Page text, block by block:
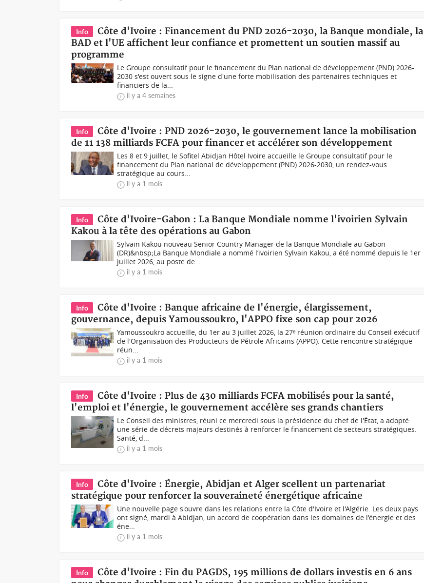
Info
Côte d'Ivoire : Financement du PND 2026-2030, la Banque mondiale, la
BAD et l'UE affichent leur confiance et promettent un soutien massif au
programme
Le Groupe consultatif pour le financement du Plan national de développement (PND) 2026-
2030 s'est ouvert sous le signe d'une forte mobilisation des partenaires techniques et
financiers de la...
il y a 4 semaines
Info
Côte d'Ivoire : PND 2026-2030, le gouvernement lance la mobilisation
de 11 138 milliards FCFA pour financer et accélérer son développement
Les 8 et 9 juillet, le Sofitel Abidjan Hôtel Ivoire accueille le Groupe consultatif pour le
financement du Plan national de développement (PND) 2026-2030, un rendez-vous
stratégique au cours...
il y a 1 mois
Info
Côte d'Ivoire-Gabon : La Banque Mondiale nomme l'ivoirien Sylvain
Kakou à la tête des opérations au Gabon
Sylvain Kakou nouveau Senior Country Manager de la Banque Mondiale au Gabon
(DR)&nbsp;La Banque Mondiale a nommé l’ivoirien Sylvain Kakou, a été nommé depuis le 1er
juillet 2026, au poste de...
il y a 1 mois
Info
Côte d'Ivoire : Banque africaine de l'énergie, élargissement,
gouvernance, depuis Yamoussoukro, l'APPO fixe son cap pour 2026
Yamoussoukro accueille, du 1er au 3 juillet 2026, la 27ᵉ réunion ordinaire du Conseil exécutif
de l'Organisation des Producteurs de Pétrole Africains (APPO). Cette rencontre stratégique
réun...
il y a 1 mois
Info
Côte d'Ivoire : Plus de 430 milliards FCFA mobilisés pour la santé,
l'emploi et l'énergie, le gouvernement accélère ses grands chantiers
Le Conseil des ministres, réuni ce mercredi sous la présidence du chef de l'État, a adopté
une série de décrets majeurs destinés à renforcer le financement de secteurs stratégiques.
Santé, d...
il y a 1 mois
Info
Côte d'Ivoire : Énergie, Abidjan et Alger scellent un partenariat
stratégique pour renforcer la souveraineté énergétique africaine
Une nouvelle page s'ouvre dans les relations entre la Côte d'Ivoire et l'Algérie. Les deux pays
ont signé, mardi à Abidjan, un accord de coopération dans les domaines de l'énergie et des
éne...
il y a 1 mois
Info
Côte d'Ivoire : Fin du PAGDS, 195 millions de dollars investis en 6 ans